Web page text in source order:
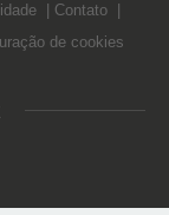
Contato
de cookies